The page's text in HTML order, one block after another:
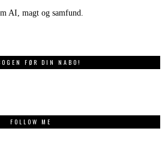
AI, magt og samfund.
FØR DIN NABO!
FOLLOW ME